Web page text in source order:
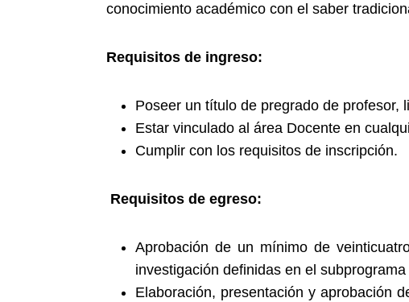
conocimiento académico con el saber
Requisitos de ingreso:
Poseer un título de pregrado de profesor,
Estar vinculado al área Docente en
Cumplir con los requisitos de inscripción.
Requisitos de egreso:
Aprobación de un mínimo de
investigación definidas en el
Elaboración, presentación y aprobación